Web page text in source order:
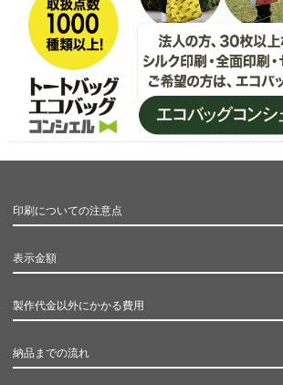
印刷についての注意点
表示金額
製作代金以外にかかる費用
納品までの流れ